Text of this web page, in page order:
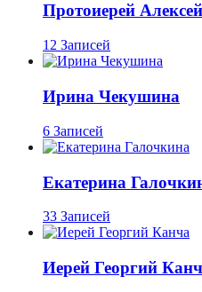
Протоиерей
12 Записей
Ирина Чекушина
6 Записей
Екатерина
33 Записей
Иерей Георгий